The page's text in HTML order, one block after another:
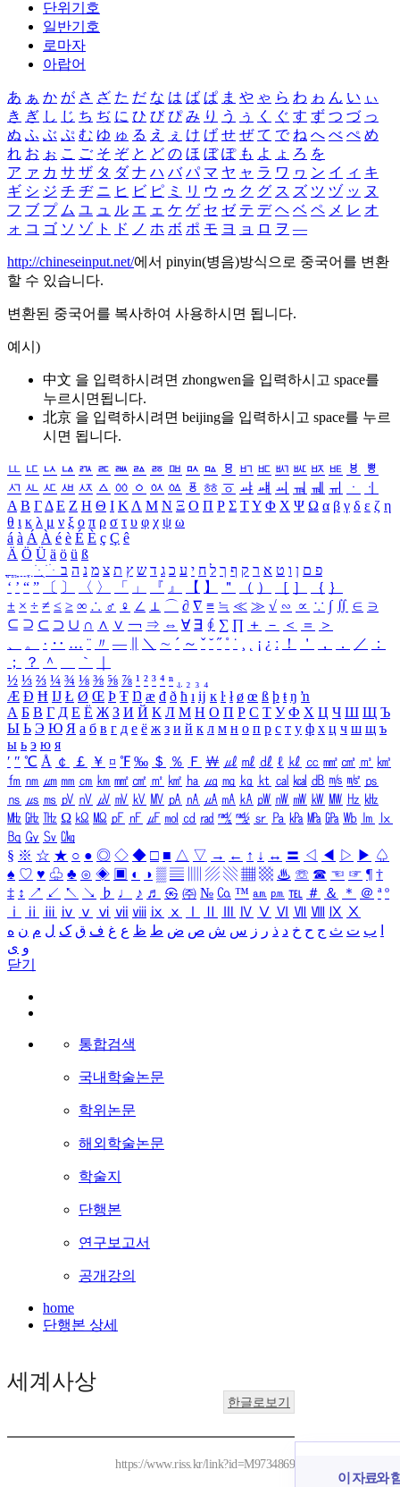
단위기호
일반기호
로마자
아랍어
あ ぁ か が さ ざ た だ な は ば ぱ ま や ゃ ら わ ゎ ん い ぃ
き ぎ し じ ち ぢ に ひ び ぴ み り う ぅ く ぐ す ず つ づ っ
ぬ ふ ぶ ぷ む ゆ ゅ る え ぇ け げ せ ぜ て で ね へ べ ぺ め
れ お ぉ こ ご そ ぞ と ど の ほ ぼ ぽ も よ ょ ろ を
ア ァ カ サ ザ タ ダ ナ ハ バ パ マ ヤ ャ ラ ワ ヮ ン イ ィ キ
ギ シ ジ チ ヂ ニ ヒ ビ ピ ミ リ ウ ゥ ク グ ス ズ ツ ヅ ッ ヌ
フ ブ プ ム ユ ュ ル エ ェ ケ ゲ セ ゼ テ デ ヘ ベ ペ メ レ オ
ォ コ ゴ ソ ゾ ト ド ノ ホ ボ ポ モ ヨ ョ ロ ヲ ―
http://chineseinput.net/에서 pinyin(병음)방식으로 중국어를 변환
할 수 있습니다.
변환된 중국어를 복사하여 사용하시면 됩니다.
예시)
中文 을 입력하시려면 zhongwen을 입력하시고 space를
누르시면됩니다.
北京 을 입력하시려면 beijing을 입력하시고 space를 누르
시면 됩니다.
ㅥ ㅦ ㅧ ㅨ ㅩ ㅪ ㅫ ㅬ ㅭ ㅮ ㅯ ㅰ ㅱ ㅲ ㅳ ㅴ ㅵ ㅶ ㅷ ㅸ
ㅹ
ㅺ ㅻ ㅼ ㅽ ㅾ ㅿ ㆀ ㆁ ㆂ ㆃ ㆄ ㆅ ㆆ ㆇ ㆈ ㆉ ㆊ ㆋ ㆌ ㆍ
ㆎ
Α Β ΓΔ Ε Ζ Η Θ Ι ΚΛ Μ Ν Ξ Ο Π Ρ Σ ΤΥ Φ Χ Ψ Ω α β γ δ ε ζ η
θ ι κ λ μ ν ξ ο π ρ σ τ υ φ χ ψ ω
á à Á À é è É È ç Ç ê
Ä Ö Ü ä ö ü ß
ִֶֹ ֻּ ׁׂ פ ם ן ו ט א ר ק ף ך ל ח י ע כ ג ד ש ץ ת צ מ נ ה ב
‘ ’ “ ” 〔 〕 〈 〉 「 」 『 』 【 】 ＂ （ ） ［ ］ ｛ ｝
± × ÷ ≠ ≤ ≥ ∞ ∴ ♂ ♀ ∠ ⊥ ⌒ ∂ ∇ ≡ ≒ ≪ ≫ √ ∽ ∝ ∵ ∫ ∬ ∈ ∋
⊆ ⊇ ⊂ ⊃ ∪ ∩ ∧ ∨ ￢ ⇒ ⇔ ∀ ∃ ∮ ∑ ∏ ＋ － ＜ ＝
＞
、
。 · ‥ … ¨ 〃 ― ＼ ∼ ´ ～ ˇ ˘ ˝ ˚ ˙ ¸ ¡ ¿ ː ！ ＇ ， ． ／
：
；
？ ＾ ｀
½ ⅓ ⅔ ¼ ¾ ⅛ ⅜ ⅝ ⅞ ¹ ² ³ ⁴ ⁿ ₁ ₂ ₃ ₄
Æ Ð Ħ Ĳ Ł Ø Œ Þ Ŧ Ŋ æ đ ð ħ ı ĳ ĸ ŀ ł ø œ ß þ ŧ ŋ ŉ
А Б В Г Д Е Ё Ж З И Й К Л М Н О П Р С Т У Ф Х Ц Ч Ш Щ Ъ
Ы Ь Э Ю Я а б в г д е ё ж з и й к л м н о п р с т у ф х ц ч ш щ ъ
ы ь э ю я
′ ″ ℃ Å ￠ ￡ ￥ ¤ ℉ ‰ ＄ ％ Ｆ ￦ ㎕ ㎖ ㎗ ℓ ㎘ ㏄ ㎣ ㎤ ㎥ ㎦
㎙ ㎚ ㎛ ㎜ ㎝ ㎞ ㎟ ㎠ ㎡ ㎢ ㏊ ㎍ ㎎ ㎏ ㏏ ㎈ ㎉ ㏈ ㎧ ㎨ ㎰
㎱ ㎲ ㎳ ㎴ ㎵ ㎶ ㎷ ㎸ ㎹ ㎀ ㎁ ㎂ ㎃ ㎄ ㎺ ㎻ ㎽ ㎾ ㎿ ㎐ ㎑
㎒ ㎓ ㎔ Ω ㏀ ㏁ ㎊ ㎋ ㎌ ㏖ ㏅ ㎭ ㎮ ㎯ ㏛ ㎩ ㎪ ㎫ ㎬ ㏝ ㏐
㏓
㏃ ㏉ ㏜ ㏆
§ ※ ☆ ★ ○ ● ◎ ◇ ◆ □ ■ △ ▽ → ← ↑ ↓ ↔ 〓 ◁ ◀ ▷ ▶ ♤
♠ ♡ ♥ ♧ ♣ ⊙ ◈ ▣ ◐ ◑ ▒ ▤ ▨ ▧ ▦ ▩ ♨ ☏ ☎ ☜ ☞ ¶ †
‡ ↕ ↗ ↙ ↖ ↘ ♭ ♩ ♪ ♬ ㉿ ㈜ № ㏇ ™ ㏂ ㏘ ℡ ＃ ＆ ＊ ＠ ª º
ⅰ
ⅱ ⅲ ⅳ ⅴ ⅵ ⅶ ⅷ ⅸ ⅹ Ⅳ Ⅴ Ⅵ Ⅶ Ⅷ Ⅸ Ⅹ
ب ت ث ج ح خ د ذ ر ز س ش ص ض ط ظ ع غ ف ق ک ل م ن ه
و ی
닫기
통합검색
국내학술논문
학위논문
해외학술논문
학술지
단행본
연구보고서
공개강의
home
단행본 상세
세계사상
한글로보기
https://www.riss.kr/link?id=M9734869
이 자료와